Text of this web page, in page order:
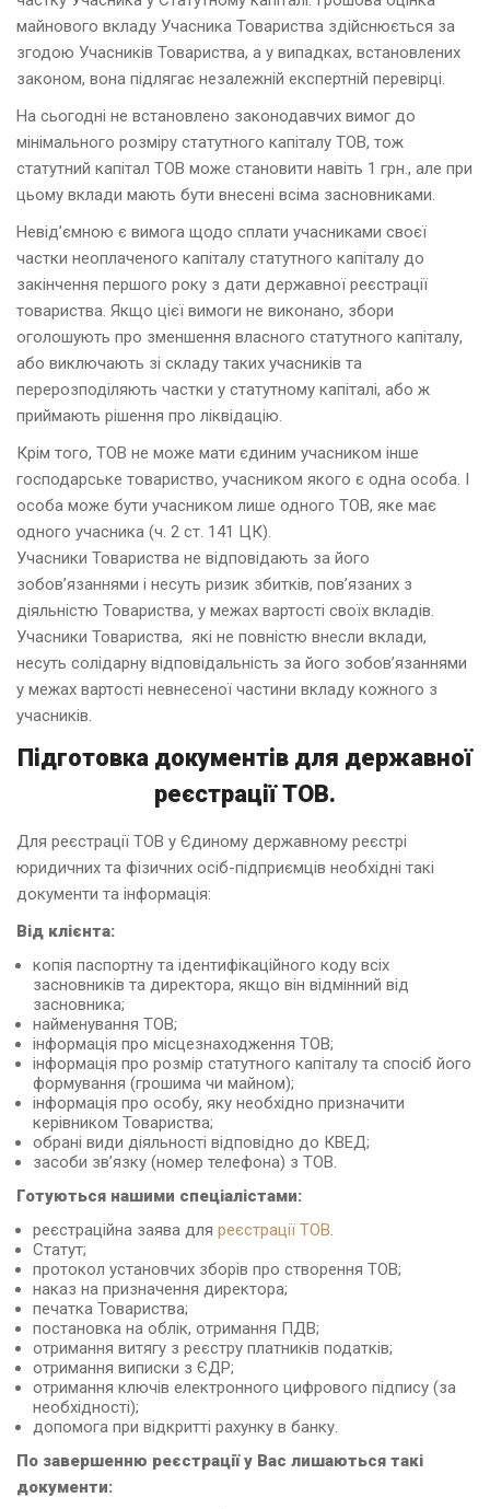
майнового вкладу Учасника Товариства здійснюється за
згодою Учасників Товариства, а у випадках, встановлених
законом, вона підлягає незалежній експертній перевірці.
На сьогодні не встановлено законодавчих вимог до
мінімального розміру статутного капіталу ТОВ, тож
статутний капітал ТОВ може становити навіть 1 грн., але при
цьому вклади мають бути внесені всіма засновниками.
Невід’ємною є вимога щодо сплати учасниками своєї
частки неоплаченого капіталу статутного капіталу до
закінчення першого року з дати державної реєстрації
товариства. Якщо цієї вимоги не виконано, збори
оголошують про зменшення власного статутного капіталу,
або виключають зі складу таких учасників та
перерозподіляють частки у статутному капіталі, або ж
приймають рішення про ліквідацію.
Крім того, ТОВ не може мати єдиним учасником інше
господарське товариство, учасником якого є одна особа. І
особа може бути учасником лише одного ТОВ, яке має
одного учасника (ч. 2 ст. 141 ЦК).
Учасники Товариства не відповідають за його
зобов’язаннями і несуть ризик збитків, пов’язаних з
діяльністю Товариства, у межах вартості своїх вкладів.
Учасники Товариства, які не повністю внесли вклади,
несуть солідарну відповідальність за його зобов’язаннями
у межах вартості невнесеної частини вкладу кожного з
учасників.
Підготовка документів для державної
реєстрації ТОВ.
Для реєстрації ТОВ у Єдиному державному реєстрі
юридичних та фізичних осіб-підприємців необхідні такі
документи та інформація:
Від клієнта:
копія паспортну та ідентифікаційного коду всіх
засновників та директора, якщо він відмінний від
засновника;
найменування ТОВ;
інформація про місцезнаходження ТОВ;
інформація про розмір статутного капіталу та спосіб його
формування (грошима чи майном);
інформація про особу, яку необхідно призначити
керівником Товариства;
обрані види діяльності відповідно до КВЕД;
засоби зв’язку (номер телефона) з ТОВ.
Готуються нашими спеціалістами:
реєстраційна заява для реєстрації ТОВ.
Статут;
протокол установчих зборів про створення ТОВ;
наказ на призначення директора;
печатка Товариства;
постановка на облік, отримання ПДВ;
отримання витягу з реєстру платників податків;
отримання виписки з ЄДР;
отримання ключів електронного цифрового підпису (за
необхідності);
допомога при відкритті рахунку в банку.
По завершенню реєстрації у Вас лишаються такі
документи: